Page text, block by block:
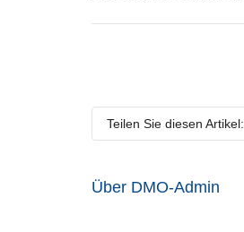
Teilen Sie diesen Artikel:
Über DMO-Admin